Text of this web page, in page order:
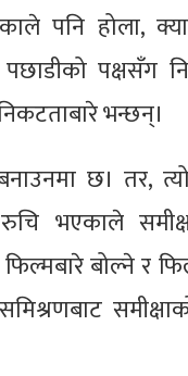
पनि होला,
पक्षसँग
भन्छन्।
छ। तर,
भएकाले
बोल्ने र